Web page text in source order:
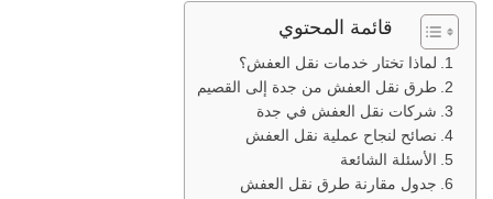
قائمة المحتوي
لماذا تختار خدمات نقل العفش؟
طرق نقل العفش من جدة إلى القصيم
شركات نقل العفش في جدة
نصائح لنجاح عملية نقل العفش
الأسئلة الشائعة
جدول مقارنة طرق نقل العفش